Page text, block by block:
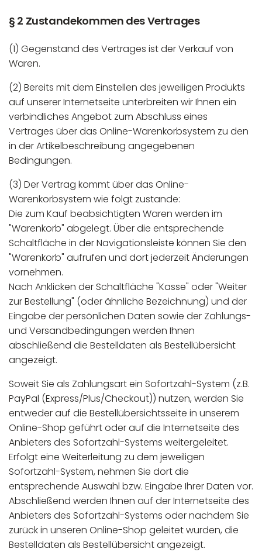
§ 2 Zustandekommen des Vertrages
(1) Gegenstand des Vertrages ist der Verkauf von
Waren.
(2) Bereits mit dem Einstellen des jeweiligen Produkts
auf unserer Internetseite unterbreiten wir Ihnen ein
verbindliches Angebot zum Abschluss eines
Vertrages über das Online-Warenkorbsystem zu den
in der Artikelbeschreibung angegebenen
Bedingungen.
(3) Der Vertrag kommt über das Online-
Warenkorbsystem wie folgt zustande:
Die zum Kauf beabsichtigten Waren werden im
"Warenkorb" abgelegt. Über die entsprechende
Schaltfläche in der Navigationsleiste können Sie den
"Warenkorb" aufrufen und dort jederzeit Änderungen
vornehmen.
Nach Anklicken der Schaltfläche "Kasse" oder "Weiter
zur Bestellung" (oder ähnliche Bezeichnung) und der
Eingabe der persönlichen Daten sowie der Zahlungs-
und Versandbedingungen werden Ihnen
abschließend die Bestelldaten als Bestellübersicht
angezeigt.
Soweit Sie als Zahlungsart ein Sofortzahl-System (z.B.
PayPal (Express/Plus/Checkout)) nutzen, werden Sie
entweder auf die Bestellübersichtsseite in unserem
Online-Shop geführt oder auf die Internetseite des
Anbieters des Sofortzahl-Systems weitergeleitet.
Erfolgt eine Weiterleitung zu dem jeweiligen
Sofortzahl-System, nehmen Sie dort die
entsprechende Auswahl bzw. Eingabe Ihrer Daten vor.
Abschließend werden Ihnen auf der Internetseite des
Anbieters des Sofortzahl-Systems oder nachdem Sie
zurück in unseren Online-Shop geleitet wurden, die
Bestelldaten als Bestellübersicht angezeigt.